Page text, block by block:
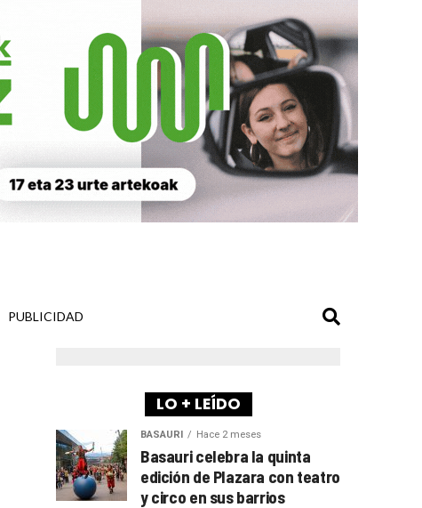
PUBLICIDAD
LO + LEÍDO
BASAURI Hace 2 meses
Basauri celebra la quinta
edición de Plazara con teatro
y circo en sus barrios